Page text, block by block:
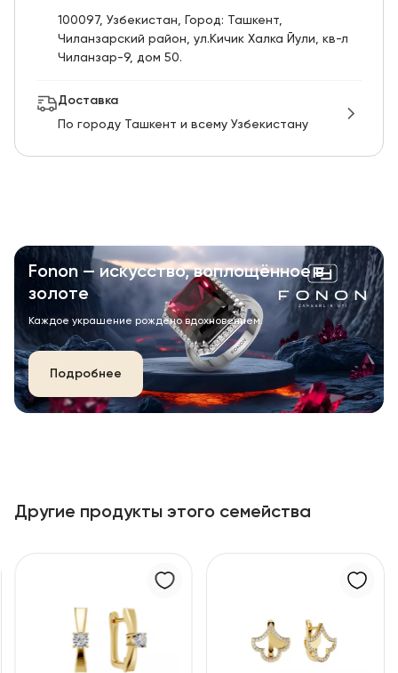
100097, Узбекистан, Город: Ташкент,
Чиланзарский pайон, ул.Кичик Халка Йули, кв-л
Чиланзар-9, дом 50.
Доставка
По городу Ташкент и всему Узбекистану
Fonon — искусство, воплощённое в
золоте
Каждое украшение рождено вдохновением.
Подробнее
Другие продукты этого семейства